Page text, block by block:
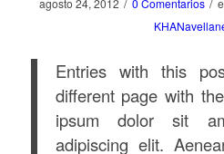
agosto 24, 2012 / 0 Comentarios /
Entries with this
different page with
ipsum dolor sit
adipiscing elit.